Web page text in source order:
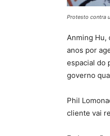
Protesto contra
Anming Hu,
anos por
espacial do
governo
Phil
cliente vai